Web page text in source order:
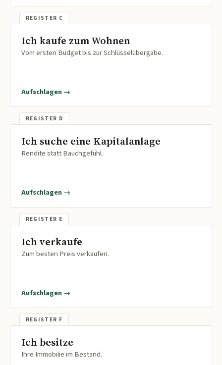
Ich kaufe zum Wohnen
Vom ersten Budget bis zur Schlüsselübergabe.
Aufschlagen →
Ich suche eine Kapitalanlage
Rendite statt Bauchgefühl.
Aufschlagen →
Ich verkaufe
Zum besten Preis verkaufen.
Aufschlagen →
Ich besitze
Ihre Immobilie im Bestand.